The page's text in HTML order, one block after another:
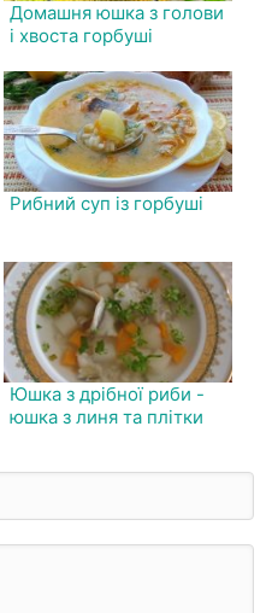
Домашня юшка з голови
і хвоста горбуші
Рибний суп із горбуші
Юшка з дрібної риби -
юшка з линя та плітки